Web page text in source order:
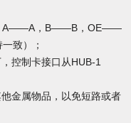
，A——A，B——B，OE——
致）；
控制卡接口从HUB-1
金属物品，以免短路或者